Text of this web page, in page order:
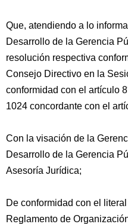
Que, atendiendo a lo
Desarrollo de la Gerencia
resolución respectiva
Consejo Directivo en la
conformidad con el artículo
1024 concordante con el
Con la visación de la
Desarrollo de la Gerencia
Asesoría Jurídica;
De conformidad con el
Reglamento de